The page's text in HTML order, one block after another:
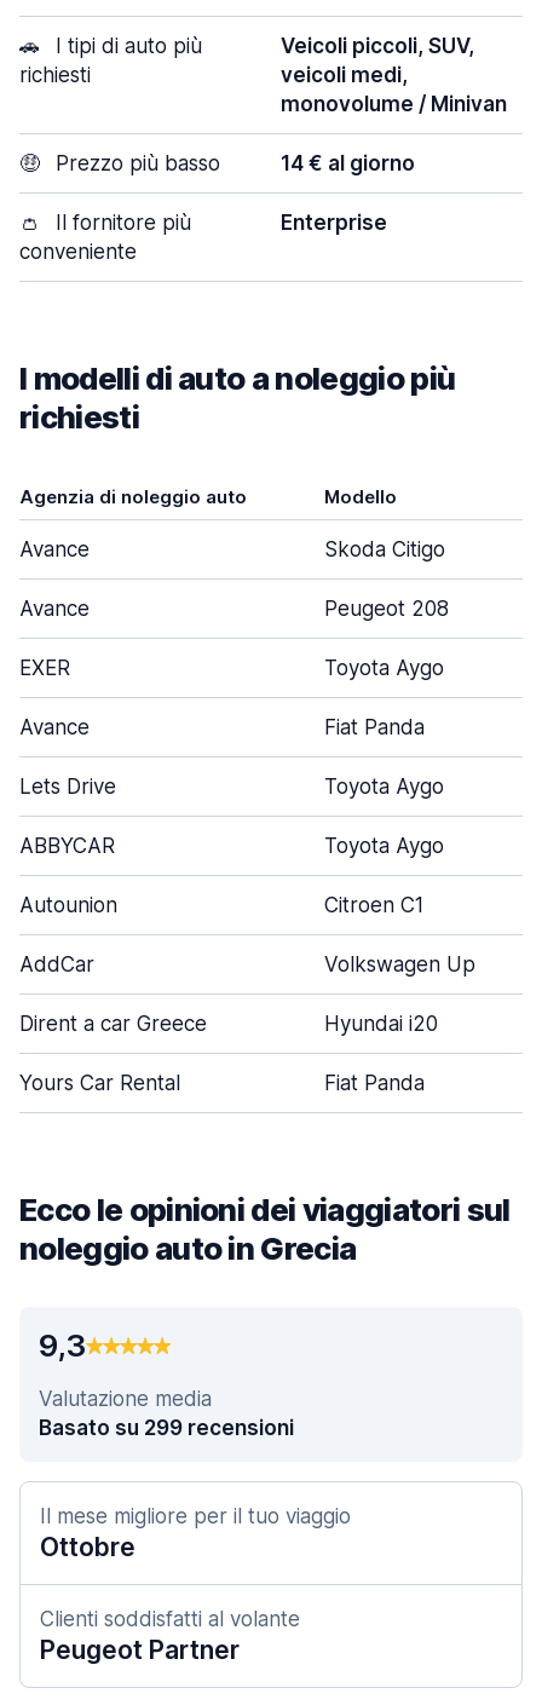
🚗
I tipi di auto più
richiesti
Veicoli piccoli, SUV,
veicoli medi,
monovolume / Minivan
🤑 Prezzo più basso 14 € al giorno
👛
Il fornitore più
conveniente
Enterprise
I modelli di auto a noleggio più
richiesti
Agenzia di noleggio auto Modello
Avance Skoda Citigo
Avance Peugeot 208
EXER Toyota Aygo
Avance Fiat Panda
Lets Drive Toyota Aygo
ABBYCAR Toyota Aygo
Autounion Citroen C1
AddCar Volkswagen Up
Dirent a car Greece Hyundai i20
Yours Car Rental Fiat Panda
Ecco le opinioni dei viaggiatori sul
noleggio auto in Grecia
9,3
Valutazione media
Basato su 299 recensioni
Il mese migliore per il tuo viaggio
Ottobre
Clienti soddisfatti al volante
Peugeot Partner